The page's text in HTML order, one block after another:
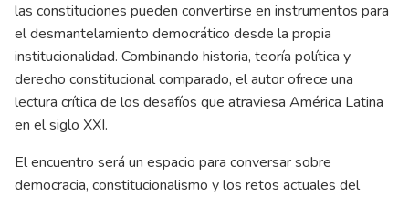
las constituciones pueden convertirse en instrumentos para
el desmantelamiento democrático desde la propia
institucionalidad. Combinando historia, teoría política y
derecho constitucional comparado, el autor ofrece una
lectura crítica de los desafíos que atraviesa América Latina
en el siglo XXI.
El encuentro será un espacio para conversar sobre
democracia, constitucionalismo y los retos actuales del